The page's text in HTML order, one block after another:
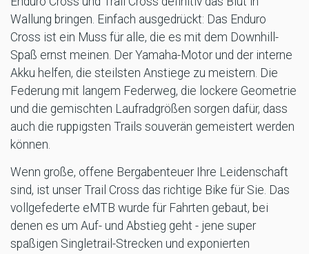
Wallung bringen. Einfach ausgedrückt: Das Enduro
Cross ist ein Muss für alle, die es mit dem Downhill-
Spaß ernst meinen. Der Yamaha-Motor und der interne
Akku helfen, die steilsten Anstiege zu meistern. Die
Federung mit langem Federweg, die lockere Geometrie
und die gemischten Laufradgrößen sorgen dafür, dass
auch die ruppigsten Trails souverän gemeistert werden
können.
Wenn große, offene Bergabenteuer Ihre Leidenschaft
sind, ist unser Trail Cross das richtige Bike für Sie. Das
vollgefederte eMTB wurde für Fahrten gebaut, bei
denen es um Auf- und Abstieg geht - jene super
spaßigen Singletrail-Strecken und exponierten